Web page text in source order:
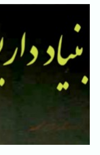
پرش
محتوا